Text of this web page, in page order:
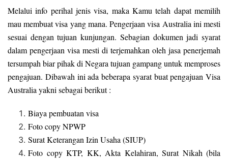
Melalui info perihal jenis visa, maka Kamu telah dapat memilih
mau membuat visa yang mana. Pengerjaan visa Australia ini mesti
sesuai dengan tujuan kunjungan. Sebagian dokumen jadi syarat
dalam pengerjaan visa mesti di terjemahkan oleh jasa penerjemah
tersumpah biar pihak di Negara tujuan gampang untuk memproses
pengajuan. Dibawah ini ada beberapa syarat buat pengajuan Visa
Australia yakni sebagai berikut :
Biaya pembuatan visa
Foto copy NPWP
Surat Keterangan Izin Usaha (SIUP)
Foto copy KTP, KK, Akta Kelahiran, Surat Nikah (bila